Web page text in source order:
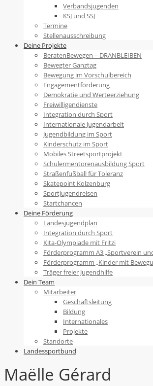
Verbandsjugenden
KSJ und SSJ
Termine
Stellenausschreibung
Deine Projekte
BeratenBewegen – DRANBLEIBEN
Bewegter Ganztag
Bewegung im Vorschulbereich
Engagementförderung
Demokratie und Werteerziehung
Freiwilligendienste
Integration durch Sport
Internationale Jugendarbeit
Jugendbildung im Sport
Kinderschutz im Sport
Mobiles Streetsportprojekt
Schülermentorenausbildung Sport
Straßenfußball für Toleranz
Skatepoint Kolzenburg
Sportjugendreisen
Startchancen
Deine Förderung
Landesjugendplan
Integration durch Sport
Kita-Olympiade mit Fritzi
Förderprogramm A3 „Sportverein
Förderprogramm „Kinder mit
Träger freier Jugendhilfe
Dein Team
Mitarbeiter
Geschäftsleitung
Bildung
Internationales
Projekte
Standorte
Landessportbund
Maëlle Gérard